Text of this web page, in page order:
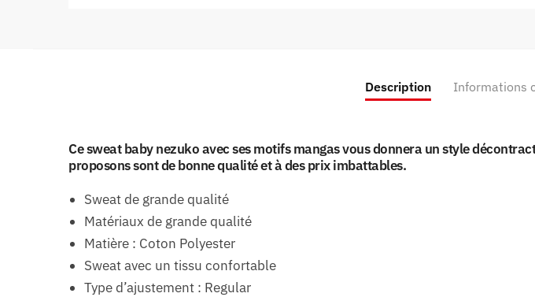
Description Informations
Ce sweat baby nezuko avec ses motifs mangas vous donnera un style
proposons sont de bonne qualité et à des prix imbattables.
Sweat de grande qualité
Matériaux de grande qualité
Matière : Coton Polyester
Sweat avec un tissu confortable
Type d’ajustement : Regular